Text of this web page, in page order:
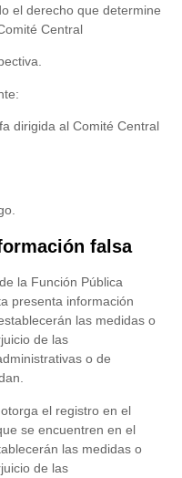
el derecho que determine
Central
dirigida al Comité Central
falsa
la Función Pública
presenta información
las medidas o
de las
o de
el registro en el
se encuentren en el
las medidas o
de las